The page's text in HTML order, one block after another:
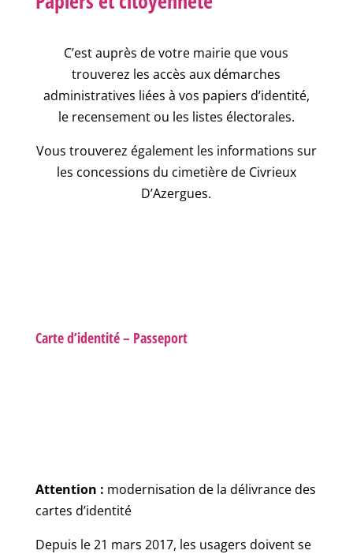
C’est auprès de votre mairie que vous
trouverez les accès aux démarches
administratives liées à vos papiers d’identité,
le recensement ou les listes électorales.
Vous trouverez également les informations sur
les concessions du cimetière de Civrieux
D’Azergues.
Carte d’identité – Passeport
Attention : modernisation de la délivrance des
cartes d’identité
Depuis le 21 mars 2017, les usagers doivent se